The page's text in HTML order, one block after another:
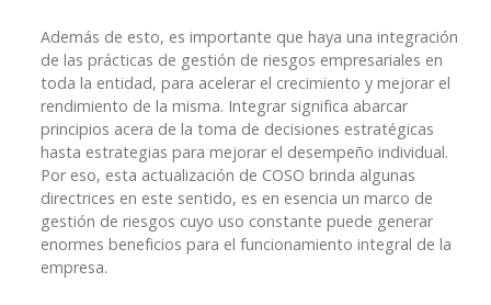
Además de esto, es importante que haya una integración
de las prácticas de gestión de riesgos empresariales en
toda la entidad, para acelerar el crecimiento y mejorar el
rendimiento de la misma. Integrar significa abarcar
principios acera de la toma de decisiones estratégicas
hasta estrategias para mejorar el desempeño individual.
Por eso, esta actualización de COSO brinda algunas
directrices en este sentido, es en esencia un marco de
gestión de riesgos cuyo uso constante puede generar
enormes beneficios para el funcionamiento integral de la
empresa.